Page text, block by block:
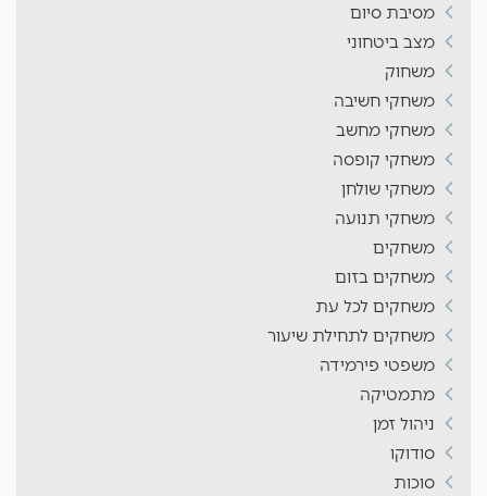
מסיבת סיום
מצב ביטחוני
משחוק
משחקי חשיבה
משחקי מחשב
משחקי קופסה
משחקי שולחן
משחקי תנועה
משחקים
משחקים בזום
משחקים לכל עת
משחקים לתחילת שיעור
משפטי פירמידה
מתמטיקה
ניהול זמן
סודוקו
סוכות